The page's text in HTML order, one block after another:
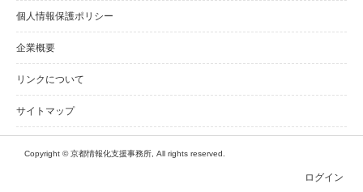
個人情報保護ポリシー
企業概要
リンクについて
サイトマップ
Copyright © 京都情報化支援事務所, All rights reserved.
ログイン